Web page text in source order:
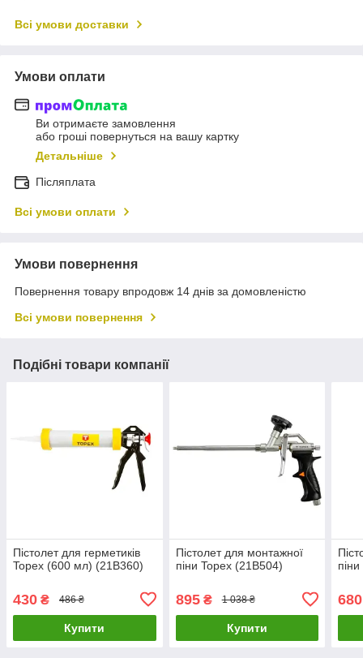
Всі умови доставки
Умови оплати
Ви отримаєте замовлення
або гроші повернуться на вашу картку
Детальніше
Післяплата
Всі умови оплати
Умови повернення
Повернення товару впродовж 14 днів за домовленістю
Всі умови повернення
Подібні товари компанії
Пістолет для герметиків
Topex (600 мл) (21B360)
430 ₴ 486 ₴
Купити
Пістолет для монтажної
піни Topex (21B504)
895₴ 1 038 ₴
Купити
680